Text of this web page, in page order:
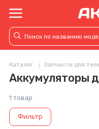
Каталог Запчасти для
Аккумуляторы
1 товар
Фильтр